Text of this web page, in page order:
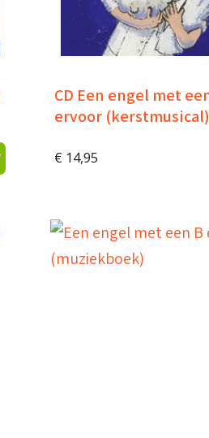
CD Een engel met
ervoor (kerstmusical)
€ 14,95